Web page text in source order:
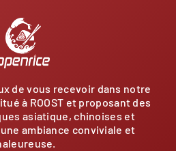
de vous recevoir dans notre
à ROOST et proposant des
asiatique, chinoises et
ambiance conviviale et